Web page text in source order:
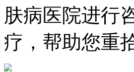
肤病医院进行
疗，帮助您重